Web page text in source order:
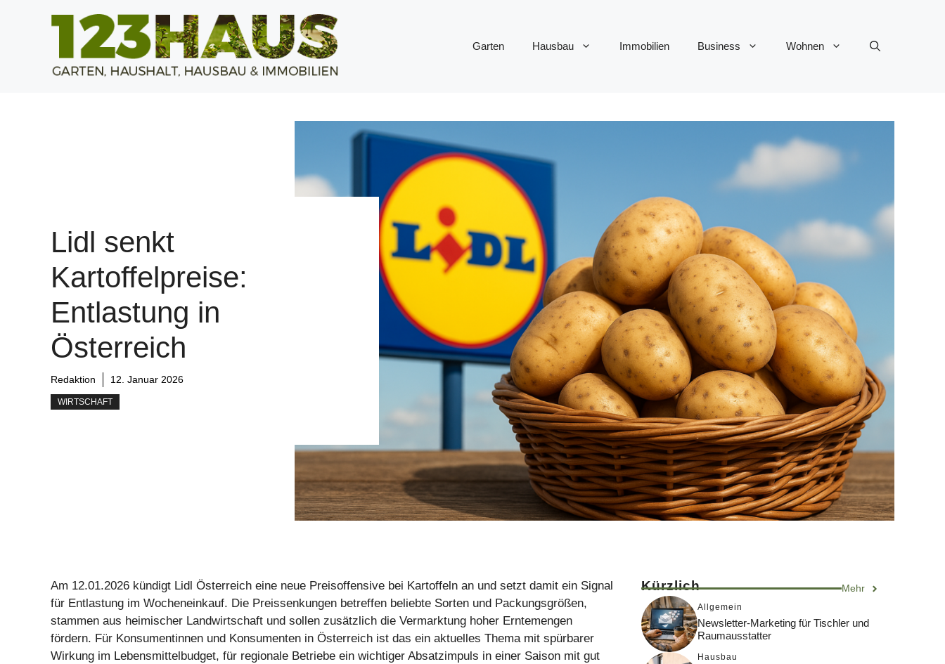
Garten Hausbau Immobilien Business Wohnen
Lidl senkt
Kartoffelpreise:
Entlastung in
Österreich
Redaktion 12. Januar 2026
WIRTSCHAFT
Am 12.01.2026 kündigt Lidl Österreich eine neue Preisoffensive bei Kartoffeln an und setzt damit ein Signal
für Entlastung im Wocheneinkauf. Die Preissenkungen betreffen beliebte Sorten und Packungsgrößen,
stammen aus heimischer Landwirtschaft und sollen zusätzlich die Vermarktung hoher Erntemengen
fördern. Für Konsumentinnen und Konsumenten in Österreich ist das ein aktuelles Thema mit spürbarer
Wirkung im Lebensmittelbudget, für regionale Betriebe ein wichtiger Absatzimpuls in einer Saison mit gut
Kürzlich Mehr
Allgemein
Newsletter-Marketing für Tischler und
Raumausstatter
Hausbau